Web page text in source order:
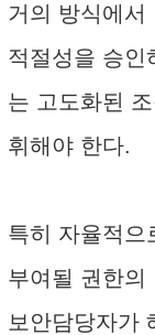
거의 방식에서
적절성을 승인
는 고도화된
휘해야 한다.
특히 자율적으
부여될 권한의
보안담당자가